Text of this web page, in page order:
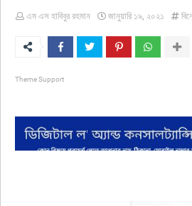
এম এস হাবিবুর রহমান জানুয়ারি ১৯, ২০২১
Theme Support